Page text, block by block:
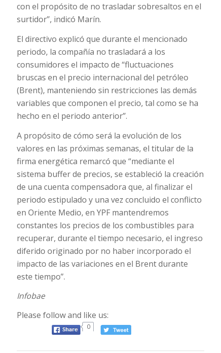
con el propósito de no trasladar sobresaltos en el
surtidor”, indicó Marín.
El directivo explicó que durante el mencionado
periodo, la compañía no trasladará a los
consumidores el impacto de “fluctuaciones
bruscas en el precio internacional del petróleo
(Brent), manteniendo sin restricciones las demás
variables que componen el precio, tal como se ha
hecho en el periodo anterior”.
A propósito de cómo será la evolución de los
valores en las próximas semanas, el titular de la
firma energética remarcó que “mediante el
sistema buffer de precios, se estableció la creación
de una cuenta compensadora que, al finalizar el
periodo estipulado y una vez concluido el conflicto
en Oriente Medio, en YPF mantendremos
constantes los precios de los combustibles para
recuperar, durante el tiempo necesario, el ingreso
diferido originado por no haber incorporado el
impacto de las variaciones en el Brent durante
este tiempo”.
Infobae
Please follow and like us:
0